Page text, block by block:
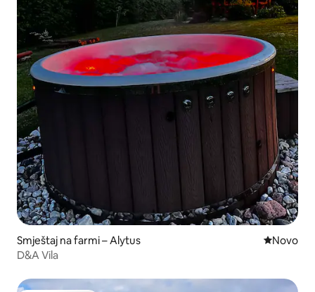
Smještaj na farmi – Alytus Novi
Novo
D&A Vila